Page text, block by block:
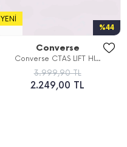
%44
YENI
Converse
Converse CTAS LIFT HI...
3.999,90 TL
2.249,00 TL